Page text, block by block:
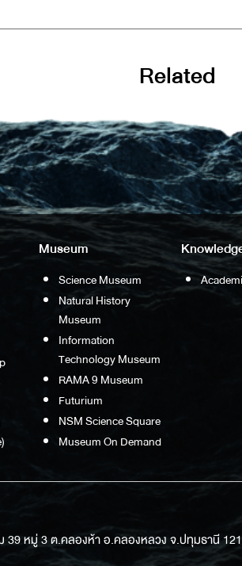
Related
Museum
Science Museum
Natural History
Museum
Information
Technology Museum
RAMA 9 Museum
Futurium
NSM Science Square
Museum On Demand
39 หมู่ 3 ต.คลองห้า อ.คลองหลวง จ.ปทุมธานี